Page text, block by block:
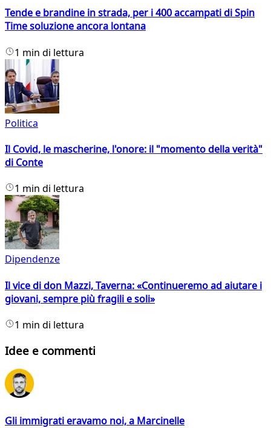
Tende e brandine in strada, per i 400 accampati di Spin
Time soluzione ancora lontana
1 min di lettura
Politica
Il Covid, le mascherine, l'onore: il "momento della verità"
di Conte
1 min di lettura
Dipendenze
Il vice di don Mazzi, Taverna: «Continueremo ad aiutare i
giovani, sempre più fragili e soli»
1 min di lettura
Idee e commenti
Gli immigrati eravamo noi, a Marcinelle